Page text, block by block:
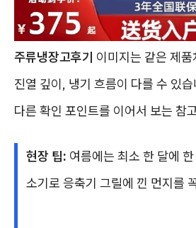
주류냉장고후기 이미지는 같은 제
진열 깊이, 냉기 흐름이 다를 수 있
다른 확인 포인트를 이어서 보는 참
현장 팁: 여름에는 최소 한 달에
소기로 응축기 그릴에 낀 먼지를